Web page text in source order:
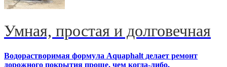
Умная, простая и долговечная
Водорастворимая формула Aquaphalt делает ремонт
дорожного покрытия проще, чем когда-либо.